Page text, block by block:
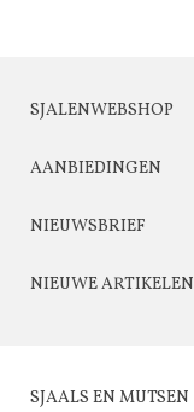
SJALENWEBSHOP
AANBIEDINGEN
NIEUWSBRIEF
NIEUWE ARTIKELEN
SJAALS EN MUTSEN